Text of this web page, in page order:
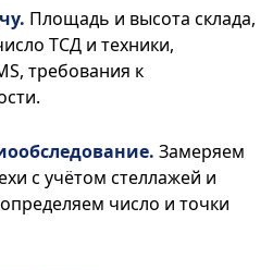
Площадь и высота склада,
ТСД и техники,
требования к
Замеряем
с учётом стеллажей и
число и точки